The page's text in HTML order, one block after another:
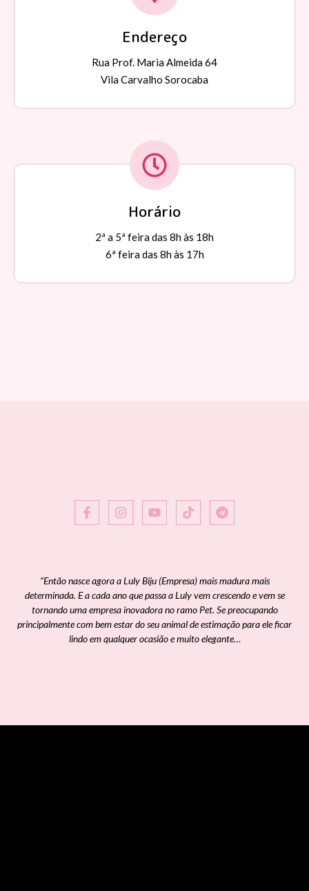
Endereço
Rua Prof. Maria Almeida 64
Vila Carvalho Sorocaba
Horário
2ª a 5ª feira das 8h às 18h
6ª feira das 8h às 17h
“Então nasce agora a Luly Biju (Empresa) mais madura mais
determinada. E a cada ano que passa a Luly vem crescendo e vem se
tornando uma empresa inovadora no ramo Pet. Se preocupando
principalmente com bem estar do seu animal de estimação para ele ficar
lindo em qualquer ocasião e muito elegante…